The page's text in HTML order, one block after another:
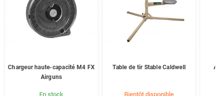
Chargeur haute-capacité M4 FX
Airguns
En stock
Table de tir Stable Caldwell
Bientôt disponible